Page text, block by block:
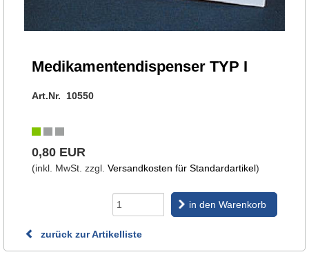
Medikamentendispenser TYP I
Art.Nr. 10550
0,80 EUR
(inkl. MwSt. zzgl. Versandkosten für Standardartikel)
in den Warenkorb
zurück zur Artikelliste